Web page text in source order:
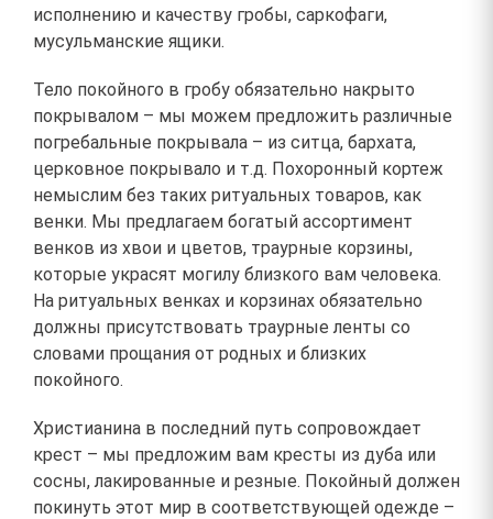
исполнению и качеству гробы, саркофаги,
мусульманские ящики.
Тело покойного в гробу обязательно накрыто
покрывалом – мы можем предложить различные
погребальные покрывала – из ситца, бархата,
церковное покрывало и т.д. Похоронный кортеж
немыслим без таких ритуальных товаров, как
венки. Мы предлагаем богатый ассортимент
венков из хвои и цветов, траурные корзины,
которые украсят могилу близкого вам человека.
На ритуальных венках и корзинах обязательно
должны присутствовать траурные ленты со
словами прощания от родных и близких
покойного.
Христианина в последний путь сопровождает
крест – мы предложим вам кресты из дуба или
сосны, лакированные и резные. Покойный должен
покинуть этот мир в соответствующей одежде –